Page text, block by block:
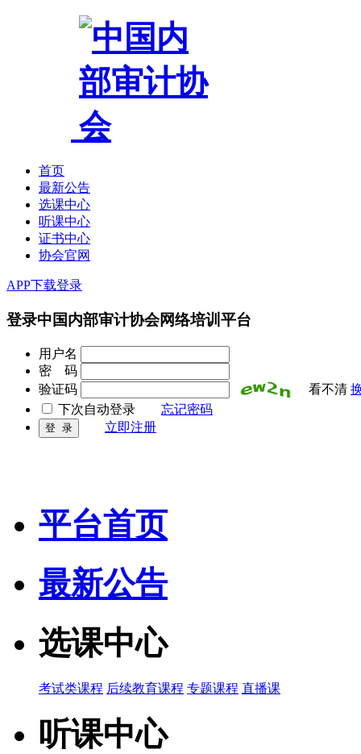
首页
最新公告
选课中心
听课中心
证书中心
协会官网
APP下载登录
登录中国内部审计协会网络培训平台
用户名
密 码
验证码
看不清
下次自动登录 忘记密码
立即注册
平台首页
最新公告
选课中心
考试类课程 后续教育课程 专题课程 直播课
听课中心